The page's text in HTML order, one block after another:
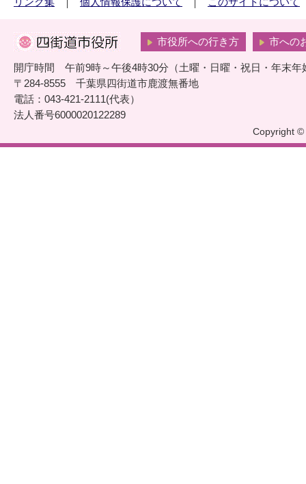
市役所への行き方 市への
開庁時間 午前9時～午後4時30分（土曜・日曜・祝日・年末年
〒284-8555 千葉県四街道市鹿渡無番地
電話：043-421-2111(代表）
法人番号6000020122289
Copyright ©